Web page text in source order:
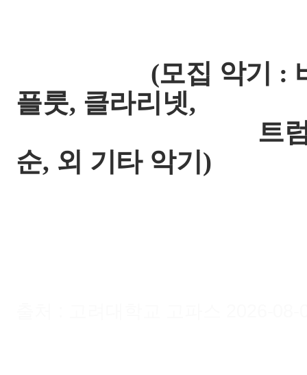
(모집 악기 : 바이
플룻, 클라리넷,
트럼
순, 외 기타 악기)